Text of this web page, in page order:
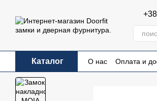
Каталог О нас Оплата и